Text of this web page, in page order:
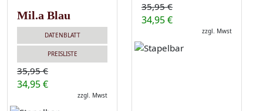
Mil.a Blau
DATENBLATT
PREISLISTE
35,95 €
34,95 €
zzgl. Mwst
35,95 €
34,95 €
zzgl. Mwst